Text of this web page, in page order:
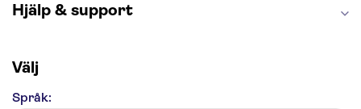
Hjälp & support
Välj
Språk: